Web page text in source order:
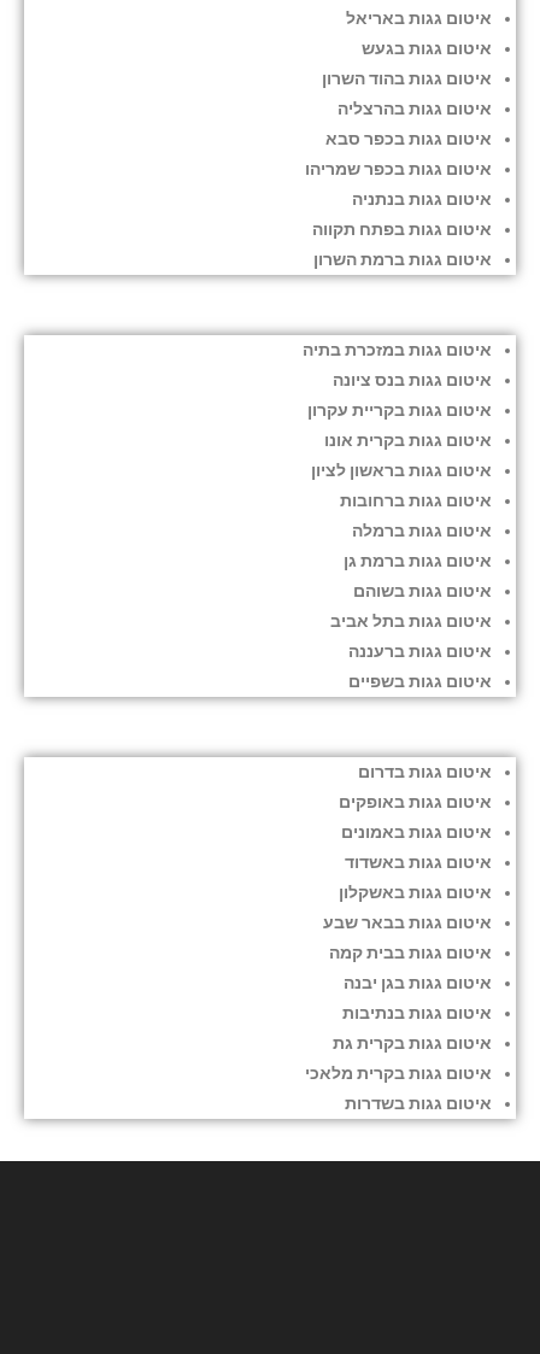
איטום גגות באריאל
איטום גגות בגעש
איטום גגות בהוד השרון
איטום גגות בהרצליה
איטום גגות בכפר סבא
איטום גגות בכפר שמריהו
איטום גגות בנתניה
איטום גגות בפתח תקווה
איטום גגות ברמת השרון
איטום גגות במזכרת בתיה
איטום גגות בנס ציונה
איטום גגות בקריית עקרון
איטום גגות בקרית אונו
איטום גגות בראשון לציון
איטום גגות ברחובות
איטום גגות ברמלה
איטום גגות ברמת גן
איטום גגות בשוהם
איטום גגות בתל אביב
איטום גגות ברעננה
איטום גגות בשפיים
איטום גגות בדרום
איטום גגות באופקים
איטום גגות באמונים
איטום גגות באשדוד
איטום גגות באשקלון
איטום גגות בבאר שבע
איטום גגות בבית קמה
איטום גגות בגן יבנה
איטום גגות בנתיבות
איטום גגות בקרית גת
איטום גגות בקרית מלאכי
איטום גגות בשדרות